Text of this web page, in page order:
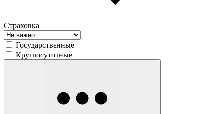
Страховка
Государственные
Круглосуточные